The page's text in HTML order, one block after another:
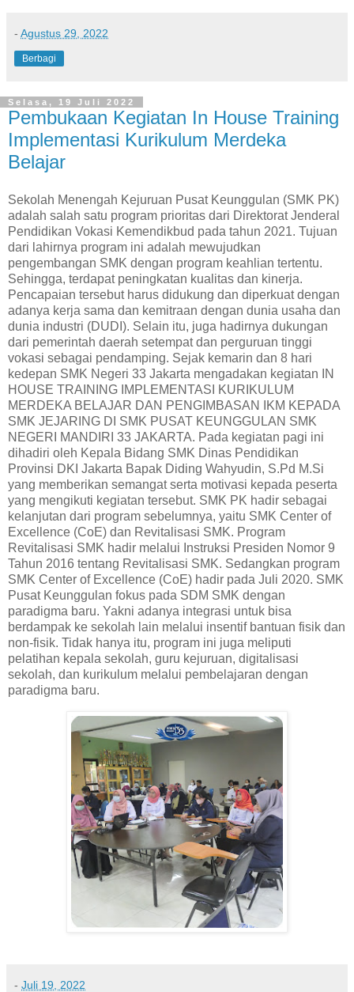
- Agustus 29, 2022
Berbagi
Selasa, 19 Juli 2022
Pembukaan Kegiatan In House Training
Implementasi Kurikulum Merdeka
Belajar
Sekolah Menengah Kejuruan Pusat Keunggulan (SMK PK)
adalah salah satu program prioritas dari Direktorat Jenderal
Pendidikan Vokasi Kemendikbud pada tahun 2021. Tujuan
dari lahirnya program ini adalah mewujudkan
pengembangan SMK dengan program keahlian tertentu.
Sehingga, terdapat peningkatan kualitas dan kinerja.
Pencapaian tersebut harus didukung dan diperkuat dengan
adanya kerja sama dan kemitraan dengan dunia usaha dan
dunia industri (DUDI). Selain itu, juga hadirnya dukungan
dari pemerintah daerah setempat dan perguruan tinggi
vokasi sebagai pendamping. Sejak kemarin dan 8 hari
kedepan SMK Negeri 33 Jakarta mengadakan kegiatan IN
HOUSE TRAINING IMPLEMENTASI KURIKULUM
MERDEKA BELAJAR DAN PENGIMBASAN IKM KEPADA
SMK JEJARING DI SMK PUSAT KEUNGGULAN SMK
NEGERI MANDIRI 33 JAKARTA. Pada kegiatan pagi ini
dihadiri oleh Kepala Bidang SMK Dinas Pendidikan
Provinsi DKI Jakarta Bapak Diding Wahyudin, S.Pd M.Si
yang memberikan semangat serta motivasi kepada peserta
yang mengikuti kegiatan tersebut. SMK PK hadir sebagai
kelanjutan dari program sebelumnya, yaitu SMK Center of
Excellence (CoE) dan Revitalisasi SMK. Program
Revitalisasi SMK hadir melalui Instruksi Presiden Nomor 9
Tahun 2016 tentang Revitalisasi SMK. Sedangkan program
SMK Center of Excellence (CoE) hadir pada Juli 2020. SMK
Pusat Keunggulan fokus pada SDM SMK dengan
paradigma baru. Yakni adanya integrasi untuk bisa
berdampak ke sekolah lain melalui insentif bantuan fisik dan
non-fisik. Tidak hanya itu, program ini juga meliputi
pelatihan kepala sekolah, guru kejuruan, digitalisasi
sekolah, dan kurikulum melalui pembelajaran dengan
paradigma baru.
- Juli 19, 2022